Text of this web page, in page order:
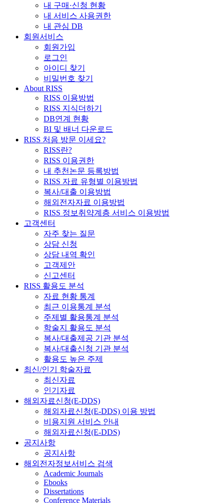
내 구매·신청 현황
내 서비스 사용권한
내 관심 DB
회원서비스
회원가입
로그인
아이디 찾기
비밀번호 찾기
About RISS
RISS 이용방법
RISS 지식더하기
DB연계 현황
BI 및 배너 다운로드
RISS 처음 방문 이세요?
RISS란?
RISS 이용권한
내 추천논문 등록방법
RISS 자료 유형별 이용방법
복사/대출 이용방법
해외전자자료 이용방법
RISS 정보취약계층 서비스 이용방법
고객센터
자주 찾는 질문
상담 신청
상담 내역 확인
고객제안
신고센터
RISS 활용도 분석
자료 현황 통계
최근 이용통계 분석
주제별 활용통계 분석
학술지 활용도 분석
복사/대출제공 기관 분석
복사/대출신청 기관 분석
활용도 높은 주제
최신/인기 학술자료
최신자료
인기자료
해외자료신청(E-DDS)
해외자료신청(E-DDS) 이용 방법
비용지원 서비스 안내
해외자료신청(E-DDS)
공지사항
공지사항
해외전자정보서비스 검색
Academic Journals
Ebooks
Dissertations
Conference Materials